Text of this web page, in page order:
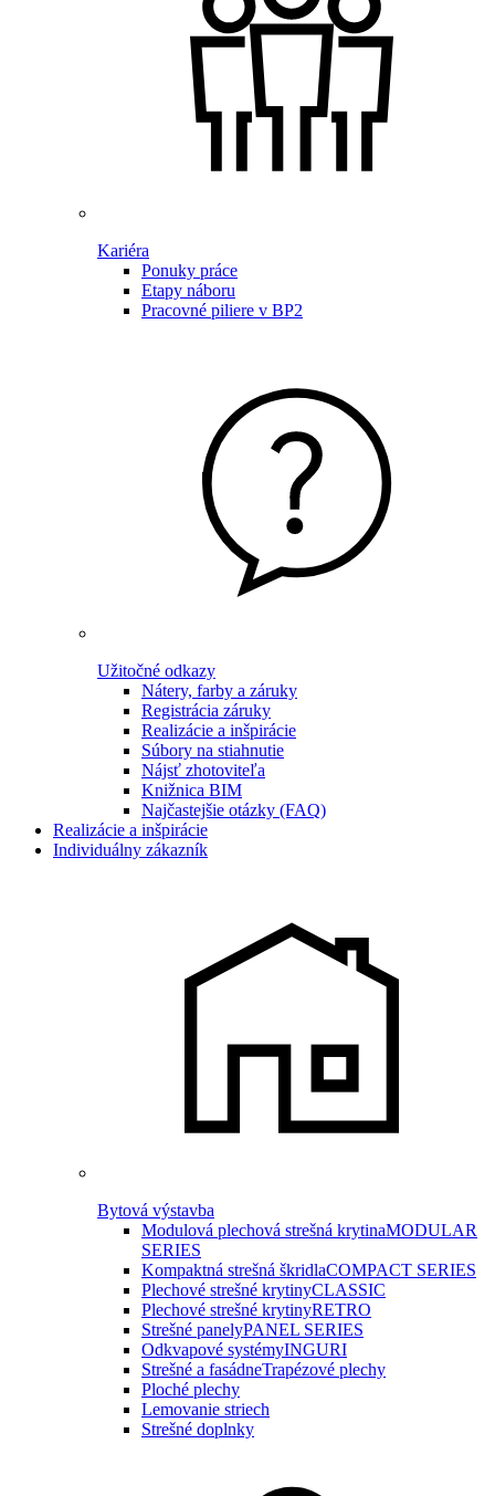
Kariéra
Ponuky práce
Etapy náboru
Pracovné piliere v BP2
Užitočné odkazy
Nátery, farby a záruky
Registrácia záruky
Realizácie a inšpirácie
Súbory na stiahnutie
Nájsť zhotoviteľa
Knižnica BIM
Najčastejšie otázky (FAQ)
Realizácie a inšpirácie
Individuálny zákazník
Bytová výstavba
Modulová plechová strešná krytinaMODULAR
SERIES
Kompaktná strešná škridlaCOMPACT SERIES
Plechové strešné krytinyCLASSIC
Plechové strešné krytinyRETRO
Strešné panelyPANEL SERIES
Odkvapové systémyINGURI
Strešné a fasádneTrapézové plechy
Ploché plechy
Lemovanie striech
Strešné doplnky